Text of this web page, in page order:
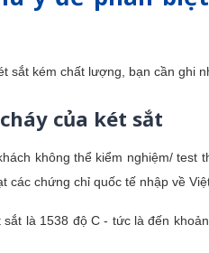
sắt kém chất lượng, bạn cần ghi
của két sắt
không thể kiểm nghiệm/
các chứng chỉ quốc tế nhập về
là 1538 độ C - tức là đến